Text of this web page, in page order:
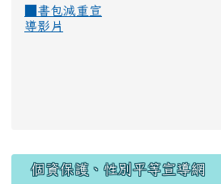
書包減重宣
導影片
個資保護、性別平等宣導網